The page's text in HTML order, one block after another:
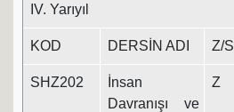
IV. Yarıyıl
KOD DERSİN ADI Z/S
SHZ202
İnsan
Davranışı ve
Z